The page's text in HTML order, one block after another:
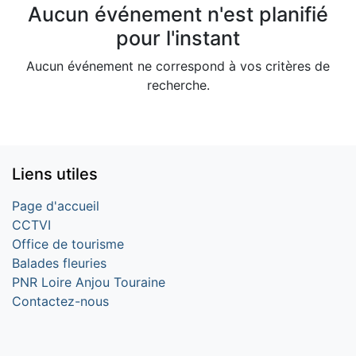
Aucun événement n'est planifié
pour l'instant
Aucun événement ne correspond à vos critères de
recherche.
Liens utiles
Page d'accueil
CCTVI
Office de tourisme
Balades fleuries
PNR Loire Anjou Touraine
Contactez-nous